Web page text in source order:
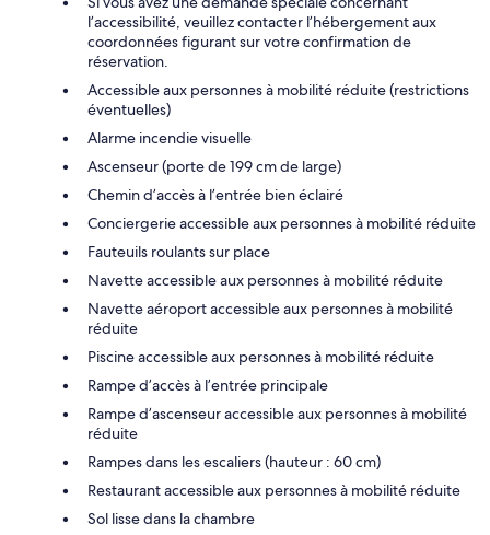
l’accessibilité, veuillez contacter l’hébergement aux
coordonnées figurant sur votre confirmation de
réservation.
Accessible aux personnes à mobilité réduite (restrictions
éventuelles)
Alarme incendie visuelle
Ascenseur (porte de 199 cm de large)
Chemin d’accès à l’entrée bien éclairé
Conciergerie accessible aux personnes à mobilité réduite
Fauteuils roulants sur place
Navette accessible aux personnes à mobilité réduite
Navette aéroport accessible aux personnes à mobilité
réduite
Piscine accessible aux personnes à mobilité réduite
Rampe d’accès à l’entrée principale
Rampe d’ascenseur accessible aux personnes à mobilité
réduite
Rampes dans les escaliers (hauteur : 60 cm)
Restaurant accessible aux personnes à mobilité réduite
Sol lisse dans la chambre